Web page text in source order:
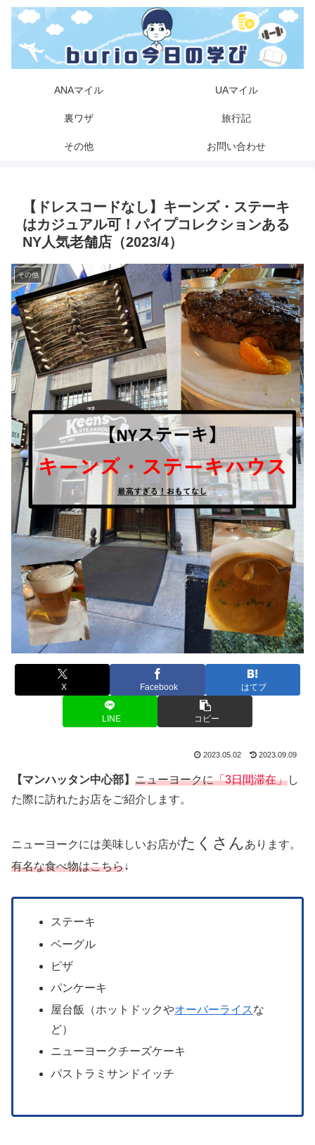
ANAマイル UAマイル
裏ワザ 旅行記
その他 お問い合わせ
【ドレスコードなし】キーンズ・ステーキ
はカジュアル可！パイプコレクションある
NY人気老舗店（2023/4）
その他
X Facebook はてブ
LINE コピー
2023.05.02 2023.09.09
【マンハッタン中心部】 ニューヨークに「3日間滞在」し
た際に訪れたお店をご紹介します。
ニューヨークには美味しいお店がたくさんあります。
有名な食べ物はこちら↓
ステーキ
ベーグル
ピザ
パンケーキ
屋台飯（ホットドックやオーバーライスな
ど）
ニューヨークチーズケーキ
パストラミサンドイッチ